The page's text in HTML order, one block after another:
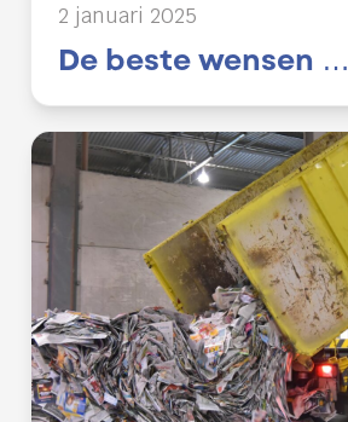
2 januari 2025
De beste wensen …